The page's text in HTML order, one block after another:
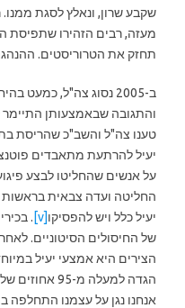
שקבע שרון, ונאלץ לסגת
מעזה, רבים הזהירו שתפיסת
תחזק את הטרוריסטים.
ב-2005 נסוג צה"ל,
והתגובה שבאמצעותן
טענו צה"ל והשב"כ שהריסת
יעיל להרתעת מתאבדים
על אנשים שהחליטו לבצע
החליטה ועדה צבאית בראשות
יעיל כלל ויש להפסיקו[v]
.
של החיסולים הסיטוניים.
הצירים היא אמצעי יעיל
הגדה למעלה
אנחנו נגן על עצמנו התחלפה